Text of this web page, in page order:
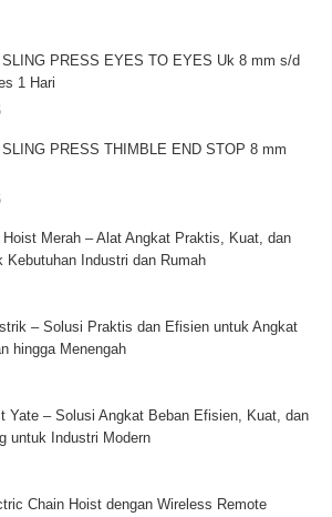
PRESS EYES TO EYES Uk 8 mm s/d
1 Hari
PRESS THIMBLE END STOP 8 mm
Merah – Alat Angkat Praktis, Kuat, dan
Kebutuhan Industri dan Rumah
– Solusi Praktis dan Efisien untuk Angkat
hingga Menengah
Yate – Solusi Angkat Beban Efisien, Kuat, dan
untuk Industri Modern
Chain Hoist dengan Wireless Remote